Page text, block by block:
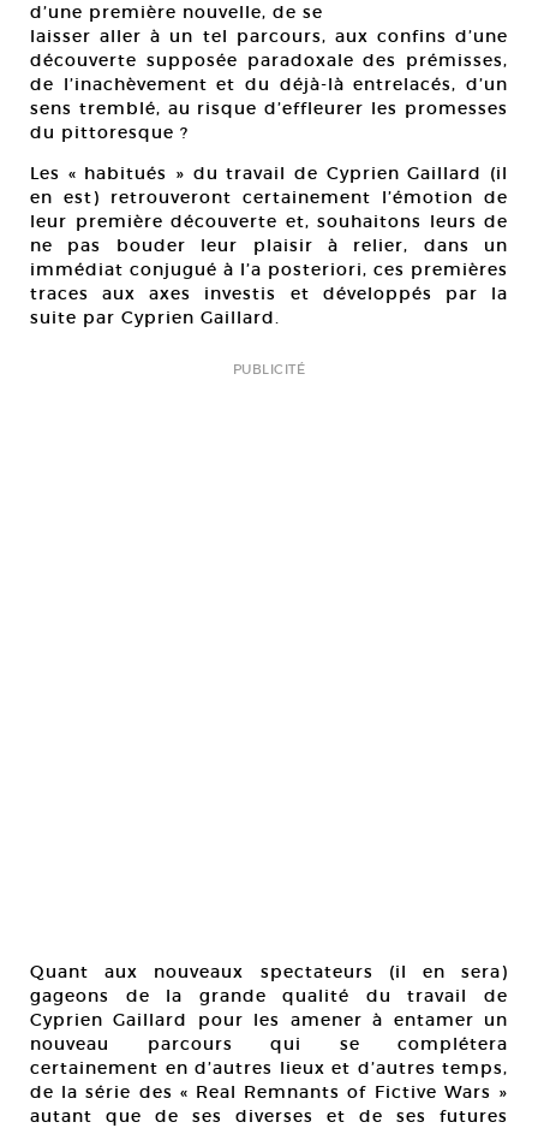
d’une première nouvelle, de se
laisser aller à un tel parcours, aux confins d’une
découverte supposée paradoxale des prémisses,
de l’inachèvement et du déjà-là entrelacés, d’un
sens tremblé, au risque d’effleurer les promesses
du pittoresque ?
Les « habitués » du travail de Cyprien Gaillard (il
en est) retrouveront certainement l’émotion de
leur première découverte et, souhaitons leurs de
ne pas bouder leur plaisir à relier, dans un
immédiat conjugué à l’a posteriori, ces premières
traces aux axes investis et développés par la
suite par Cyprien Gaillard.
PUBLICITÉ
Quant aux nouveaux spectateurs (il en sera)
gageons de la grande qualité du travail de
Cyprien Gaillard pour les amener à entamer un
nouveau parcours qui se complétera
certainement en d’autres lieux et d’autres temps,
de la série des « Real Remnants of Fictive Wars »
autant que de ses diverses et de ses futures